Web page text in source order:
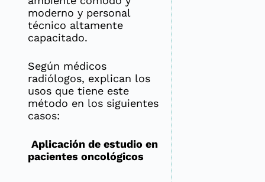
moderno y personal
técnico altamente
capacitado.
Según médicos
radiólogos, explican los
usos que tiene este
método en los siguientes
casos:
Aplicación de estudio en
pacientes oncológicos